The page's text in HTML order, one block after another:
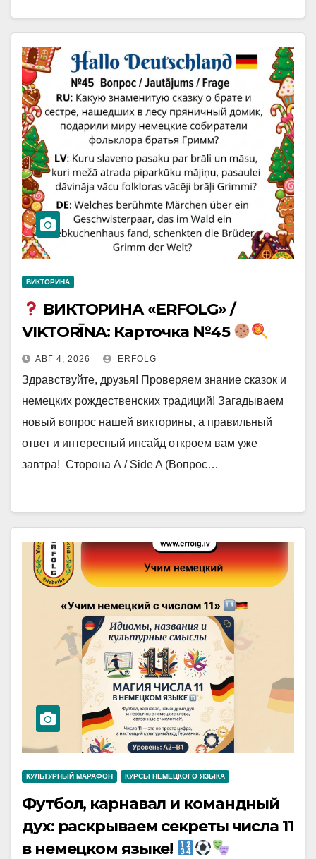
ВИКТОРИНА
ВИКТОРИНА «ERFOLG» /
VIKTORĪNA: Карточка №45
АВГ 4, 2026 ERFOLG
Здравствуйте, друзья! Проверяем знание сказок и
немецких рождественских традиций! Загадываем
новый вопрос нашей викторины, а правильный
ответ и интересный инсайд откроем вам уже
завтра! Сторона А / Side A (Вопрос…
КУЛЬТУРНЫЙ МАРАФОН КУРСЫ НЕМЕЦКОГО ЯЗЫКА
Футбол, карнавал и командный
дух: раскрываем секреты числа 11
в немецком языке!